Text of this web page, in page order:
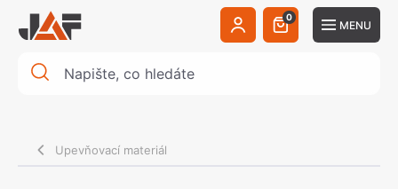
0
MENU
Upevňovací materiál